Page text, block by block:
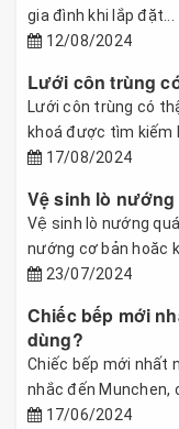
gia đình khi lắp đặt...
12/08/2024
Lưới côn trùng
Lưới côn trùng có
khoá được tìm kiếm
17/08/2024
Vệ sinh lò
Vệ sinh lò nướng
nướng cơ bản hoăc
23/07/2024
Chiếc bếp mới
dùng?
Chiếc bếp mới nhất
nhắc đến Munchen,
17/06/2024